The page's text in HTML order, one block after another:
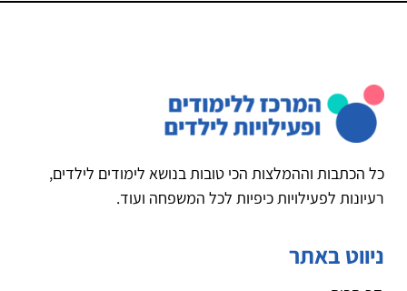
כל הכתבות וההמלצות הכי טובות בנושא לימודים לילדים,
רעיונות לפעילויות כיפיות לכל המשפחה ועוד.
ניווט באתר